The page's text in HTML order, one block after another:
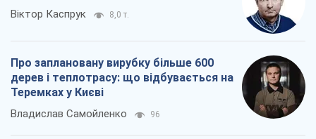
Віктор Каспрук 8,0 т.
Про заплановану вирубку більше 600
дерев і теплотрасу: що відбувається на
Теремках у Києві
Владислав Самойленко 96